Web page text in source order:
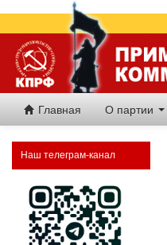
Главная О партии
Наш телеграм-канал